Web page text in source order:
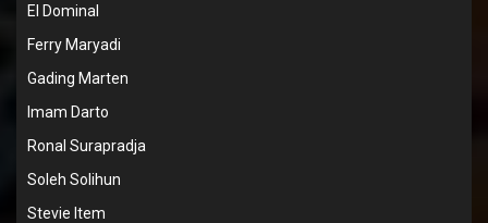
El Dominal
Ferry Maryadi
Gading Marten
Imam Darto
Ronal Surapradja
Soleh Solihun
Stevie Item